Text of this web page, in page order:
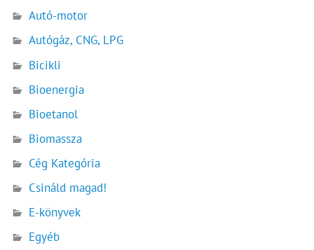
Autó-motor
Autógáz, CNG, LPG
Bicikli
Bioenergia
Bioetanol
Biomassza
Cég Kategória
Csináld magad!
E-könyvek
Egyéb